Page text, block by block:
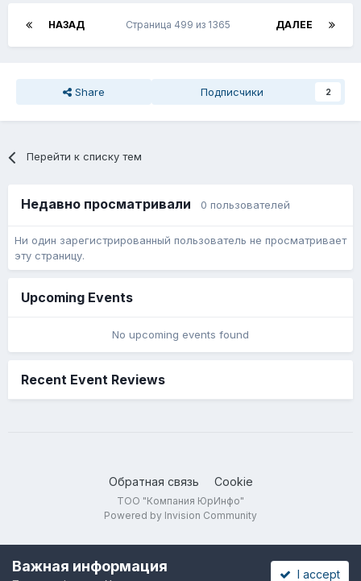
НАЗАД ДАЛЕЕ
Страница 499 из 1365
Share Подписчики 2
Перейти к списку тем
Недавно просматривали 0 пользователей
Ни один зарегистрированный пользователь не просматривает
эту страницу.
Upcoming Events
No upcoming events found
Recent Event Reviews
Обратная связь Cookie
ТОО "Компания ЮрИнфо"
Powered by Invision Community
Важная информация I accept